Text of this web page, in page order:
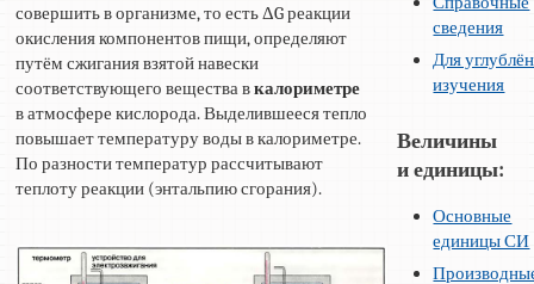
совершить в организме, то есть ΔG реакции
окисления компонентов пищи, определяют
путём сжигания взятой навески
соответствующего вещества вкалориметре
в атмосфере кислорода. Выделившееся тепло
повышает температуру воды в калориметре.
По разности температур рассчитывают
теплоту реакции (энтальпию сгорания).
сведения
Для
изучения
Величины
и единицы:
Основные
единицы СИ